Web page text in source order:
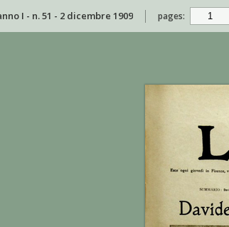
I - n. 51 - 2 dicembre 1909 pages: